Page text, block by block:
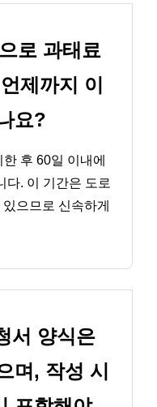
로 과태료
제까지 이
요?
후 60일 이내에
다. 이 기간은 도로
으므로 신속하게
서 양식은
며, 작성 시